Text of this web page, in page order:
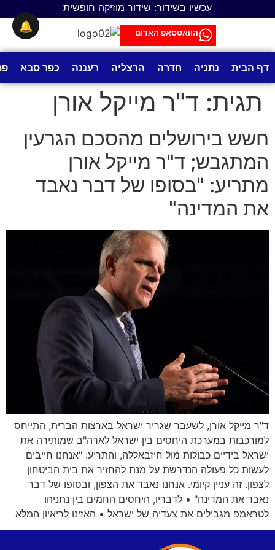
עכשיו בשידור: שידור מוזיקה חופשית
הוואטסאפ האדום
דף הבית נתניה חדרה הרצליה רעננה כפר סבא
תגית: ד"ר מייקל אורן
חשש בירושלים מהסכם הגרעין
המתגבש; ד"ר מייקל אורן
מתריע: "בסופו של דבר נאבד
את המדינה"
ד"ר מייקל אורן, לשעבר שגריר ישראל בארצות הברית, התייחס
למורכבות במערכת היחסים בין ישראל לארה"ב שמותירה את
ישראל בידיים כבולות מול חיזבאללה, והתריע: "אנחנו חייבים
לעשות כל פעולה הנדרשת על מנת להחזיר את בית הביטחון
לצפון. זה עניין קיומי. אנחנו נאבד את הצפון, ובסופו של דבר
נאבד את המדינה" • לדבריו, היחסים החמים בין נתניהו
לטראמפ מגבילים את צעדיה של ישראל • האזינו לריאיון המלא
🔔